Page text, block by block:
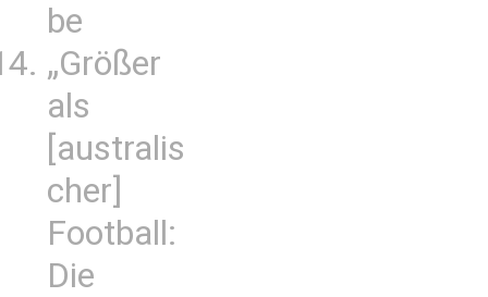
be
„Größer
als
[australis
cher]
Football:
Die